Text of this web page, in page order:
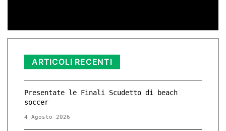
ARTICOLI RECENTI
Presentate le Finali Scudetto di beach
soccer
4 Agosto 2026